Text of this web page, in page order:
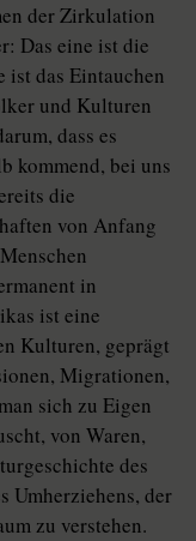
der Zirkulation
Das eine ist die
ist das Eintauchen
und Kulturen
dass es
kommend, bei uns
die
von Anfang
in
ist eine
Kulturen, geprägt
Migrationen,
sich zu Eigen
von Waren,
des
Umherziehens, der
zu verstehen.